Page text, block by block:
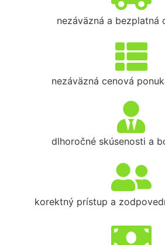
nezáväzná a bezplatná
nezáväzná cenová
dlhoročné skúsenosti a
korektný prístup a